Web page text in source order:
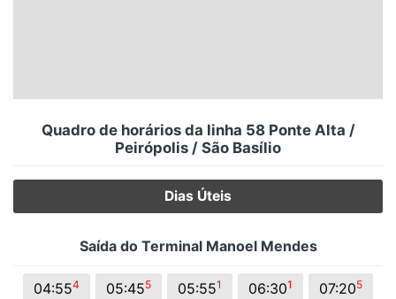
Quadro de horários da linha 58 Ponte Alta /
Peirópolis / São Basílio
Dias Úteis
Saída do Terminal Manoel Mendes
04:554 05:455 05:551 06:301 07:205